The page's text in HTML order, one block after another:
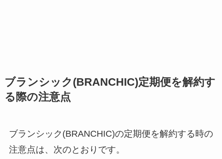
ブランシック(BRANCHIC)定期便を解約す
る際の注意点
ブランシック(BRANCHIC)の定期便を解約する時の
注意点は、次のとおりです。